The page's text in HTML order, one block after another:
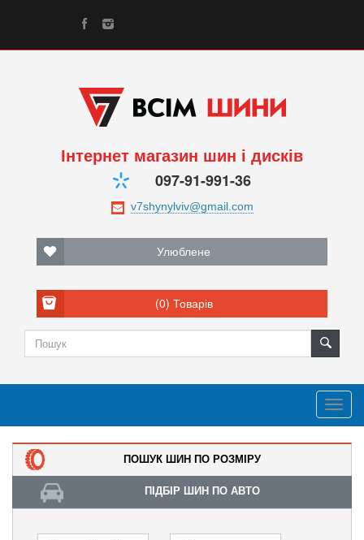
Інтернет магазин шин і дисків
097-91-991-36
Улюблене
(0) Товарів
ПОШУК ШИН ПО РОЗМІРУ
ПІДБІР ШИН ПО АВТО